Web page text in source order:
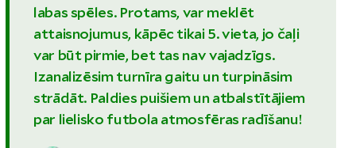
labas spēles. Protams, var meklēt
attaisnojumus, kāpēc tikai 5. vieta, jo čaļi
var būt pirmie, bet tas nav vajadzīgs.
Izanalizēsim turnīra gaitu un turpināsim
strādāt. Paldies puišiem un atbalstītājiem
par lielisko futbola atmosfēras radīšanu!